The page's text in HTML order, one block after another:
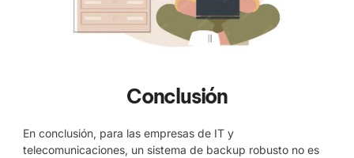
Conclusión
En conclusión, para las empresas de IT y
telecomunicaciones, un sistema de backup robusto no es